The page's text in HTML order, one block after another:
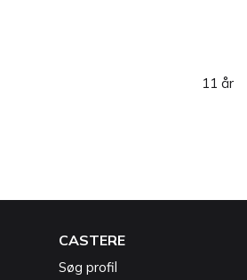
11 år
CASTERE
Søg profil